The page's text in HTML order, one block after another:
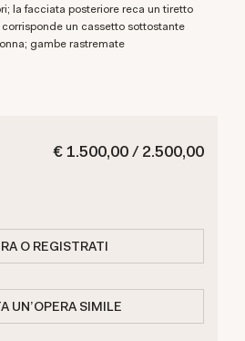
la facciata posteriore reca un tiretto
un cassetto sottostante
gambe rastremate
€ 1.500,00 / 2.500,00
O REGISTRATI
UN'OPERA SIMILE